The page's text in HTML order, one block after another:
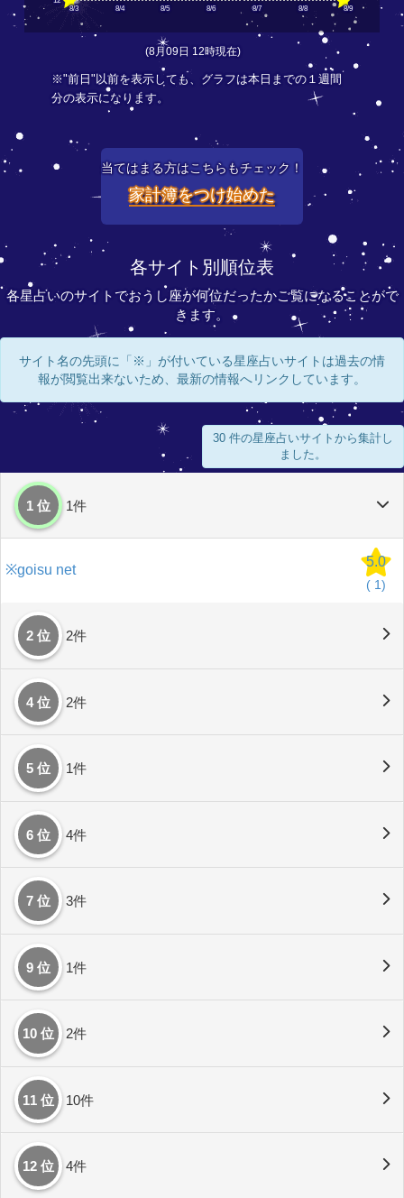
8/3 8/4 8/5 8/6 8/7 8/8 8/9
(8月09日 12時現在)
※"前日"以前を表示しても、グラフは本日までの１週間
分の表示になります。
当てはまる方はこちらもチェック！
家計簿をつけ始めた
各サイト別順位表
各星占いのサイトでおうし座が何位だったかご覧になることがで
きます。
サイト名の先頭に「※」が付いている星座占いサイトは過去の情
報が閲覧出来ないため、最新の情報へリンクしています。
30 件の星座占いサイトから集計し
ました。
1 位 1件
※goisu net
5.0
( 1)
2 位 2件
4 位 2件
5 位 1件
6 位 4件
7 位 3件
9 位 1件
10 位 2件
11 位 10件
12 位 4件